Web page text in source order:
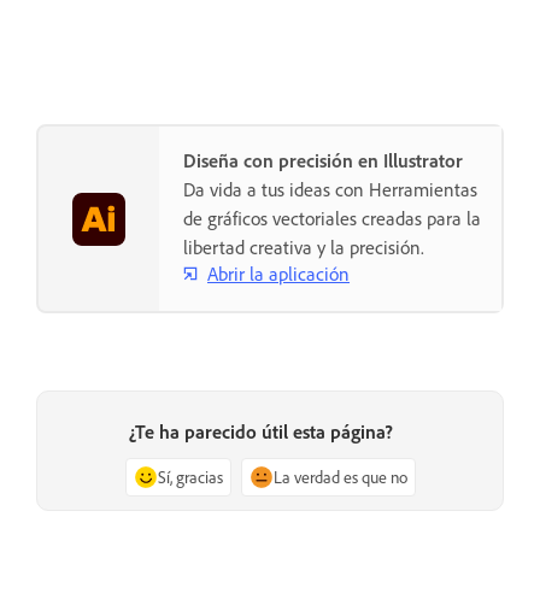
Diseña con precisión en Illustrator
Da vida a tus ideas con Herramientas
de gráficos vectoriales creadas para la
libertad creativa y la precisión.
Abrir la aplicación
¿Te ha parecido útil esta página?
Sí, gracias La verdad es que no